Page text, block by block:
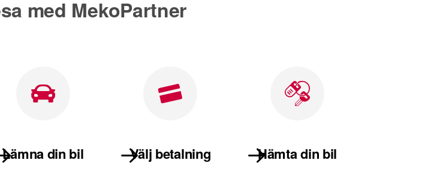
med MekoPartner
Lämna din bil Välj betalning Hämta din bil